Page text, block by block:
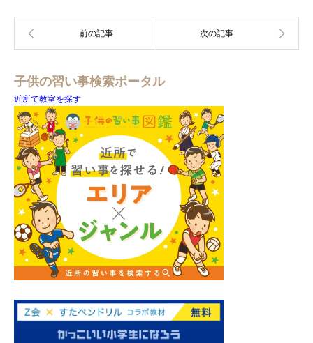
子供の習い事検索ポータル
近所で教室を探す